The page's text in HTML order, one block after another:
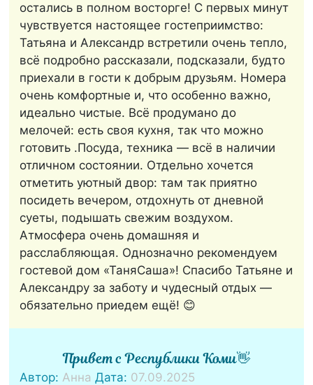
остались в полном восторге! С первых минут
чувствуется настоящее гостеприимство:
Татьяна и Александр встретили очень тепло,
всё подробно рассказали, подсказали, будто
приехали в гости к добрым друзьям. Номера
очень комфортные и, что особенно важно,
идеально чистые. Всё продумано до
мелочей: есть своя кухня, так что можно
готовить .Посуда, техника — всё в наличии
отличном состоянии. Отдельно хочется
отметить уютный двор: там так приятно
посидеть вечером, отдохнуть от дневной
суеты, подышать свежим воздухом.
Атмосфера очень домашняя и
расслабляющая. Однозначно рекомендуем
гостевой дом «ТаняСаша»! Спасибо Татьяне и
Александру за заботу и чудесный отдых —
обязательно приедем ещё! 😊
Привет с Республики Коми👋
Автор:Анна Дата: 07.09.2025